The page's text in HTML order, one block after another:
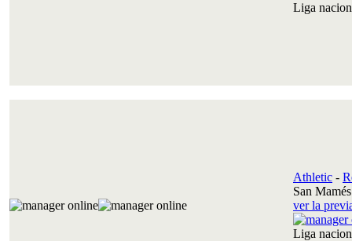
Liga
Athletic -
San
ver la
Liga